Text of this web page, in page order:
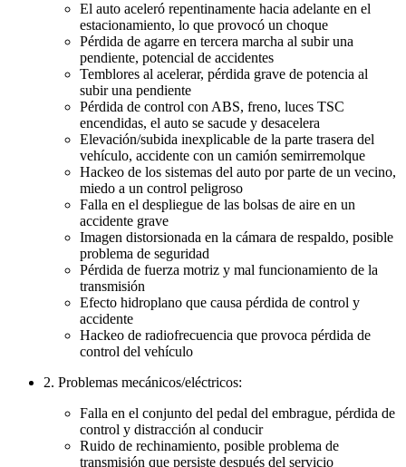
El auto aceleró repentinamente hacia adelante en el
estacionamiento, lo que provocó un choque
Pérdida de agarre en tercera marcha al subir una
pendiente, potencial de accidentes
Temblores al acelerar, pérdida grave de potencia al
subir una pendiente
Pérdida de control con ABS, freno, luces TSC
encendidas, el auto se sacude y desacelera
Elevación/subida inexplicable de la parte trasera del
vehículo, accidente con un camión semirremolque
Hackeo de los sistemas del auto por parte de un vecino,
miedo a un control peligroso
Falla en el despliegue de las bolsas de aire en un
accidente grave
Imagen distorsionada en la cámara de respaldo, posible
problema de seguridad
Pérdida de fuerza motriz y mal funcionamiento de la
transmisión
Efecto hidroplano que causa pérdida de control y
accidente
Hackeo de radiofrecuencia que provoca pérdida de
control del vehículo
2. Problemas mecánicos/eléctricos:
Falla en el conjunto del pedal del embrague, pérdida de
control y distracción al conducir
Ruido de rechinamiento, posible problema de
transmisión que persiste después del servicio